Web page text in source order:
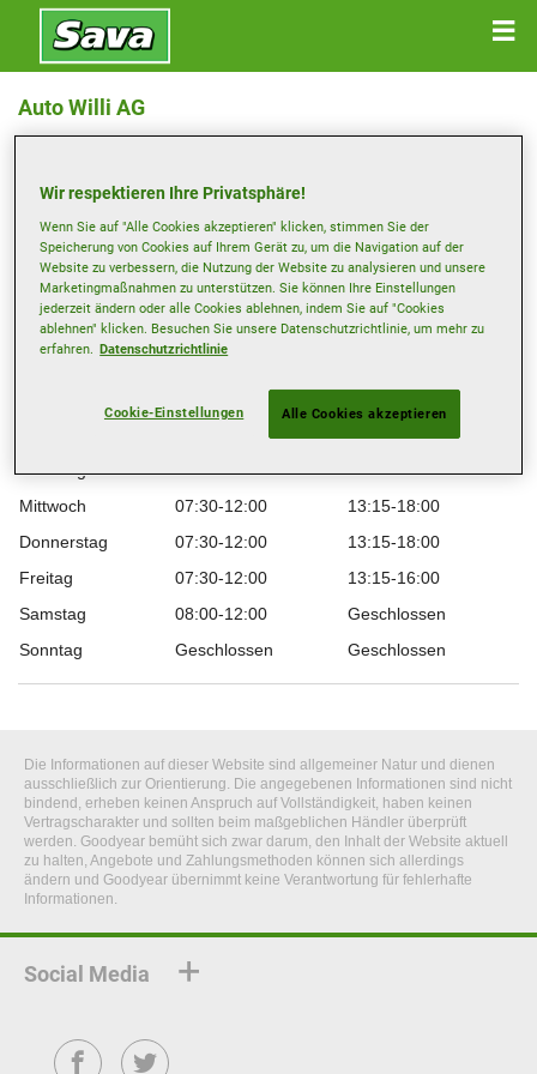
Auto Willi AG
Anfahrtsbeschreibung
Telefonnummer anzeigen
christian.willi@autowilli.ch
Besuchen Sie die Website des Händlers
Dienstag
07:30-12:00
13:15-18:00
Mittwoch
07:30-12:00
13:15-18:00
Donnerstag
07:30-12:00
13:15-18:00
Freitag
07:30-12:00
13:15-16:00
Samstag
08:00-12:00
Geschlossen
Sonntag
Geschlossen Geschlossen
Die Informationen auf dieser Website sind allgemeiner Natur und dienen
ausschließlich zur Orientierung. Die angegebenen Informationen sind nicht
bindend, erheben keinen Anspruch auf Vollständigkeit, haben keinen
Vertragscharakter und sollten beim maßgeblichen Händler überprüft
werden. Goodyear bemüht sich zwar darum, den Inhalt der Website aktuell
zu halten, Angebote und Zahlungsmethoden können sich allerdings
ändern und Goodyear übernimmt keine Verantwortung für fehlerhafte
Informationen.
Social Media
Wir respektieren Ihre Privatsphäre!
Wenn Sie auf "Alle Cookies akzeptieren" klicken, stimmen Sie der
Speicherung von Cookies auf Ihrem Gerät zu, um die Navigation auf der
Website zu verbessern, die Nutzung der Website zu analysieren und unsere
Marketingmaßnahmen zu unterstützen. Sie können Ihre Einstellungen
jederzeit ändern oder alle Cookies ablehnen, indem Sie auf "Cookies
ablehnen" klicken. Besuchen Sie unsere Datenschutzrichtlinie, um mehr zu
erfahren. Datenschutzrichtlinie
Cookie-Einstellungen Alle Cookies akzeptieren